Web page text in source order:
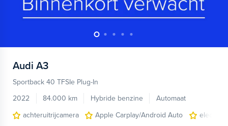
Audi A3
Sportback 40 TFSIe Plug-In
2022
84.000 km Hybride benzine
Automaat
achteruitrijcamera
Apple Carplay/Android Auto